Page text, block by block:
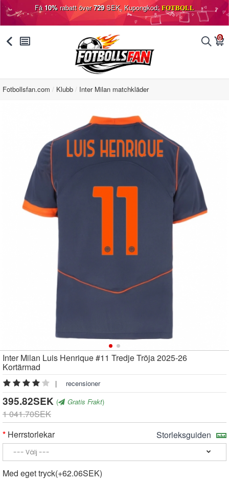
Få10%rabatt över729SEK, Kupongkod: FOTBOLL
󰅯 󰂩 󰂨 0
󰃦
Fotbollsfan.com Klubb Inter Milan matchkläder
Inter Milan Luis Henrique #11 Tredje Tröja 2025-26
Kortärmad
| recensioner
395.82SEK ( Gratis Frakt)
1 041.70SEK
Herrstorlekar
Storleksguiden
Med eget tryck(+62.06SEK)